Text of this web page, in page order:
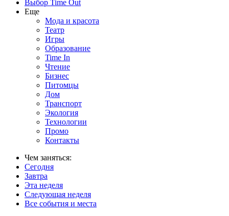
Выбор Time Out
Еще
Мода и красота
Театр
Игры
Образование
Time In
Чтение
Бизнес
Питомцы
Дом
Транспорт
Экология
Технологии
Промо
Контакты
Чем заняться:
Сегодня
Завтра
Эта неделя
Следующая неделя
Все события и места